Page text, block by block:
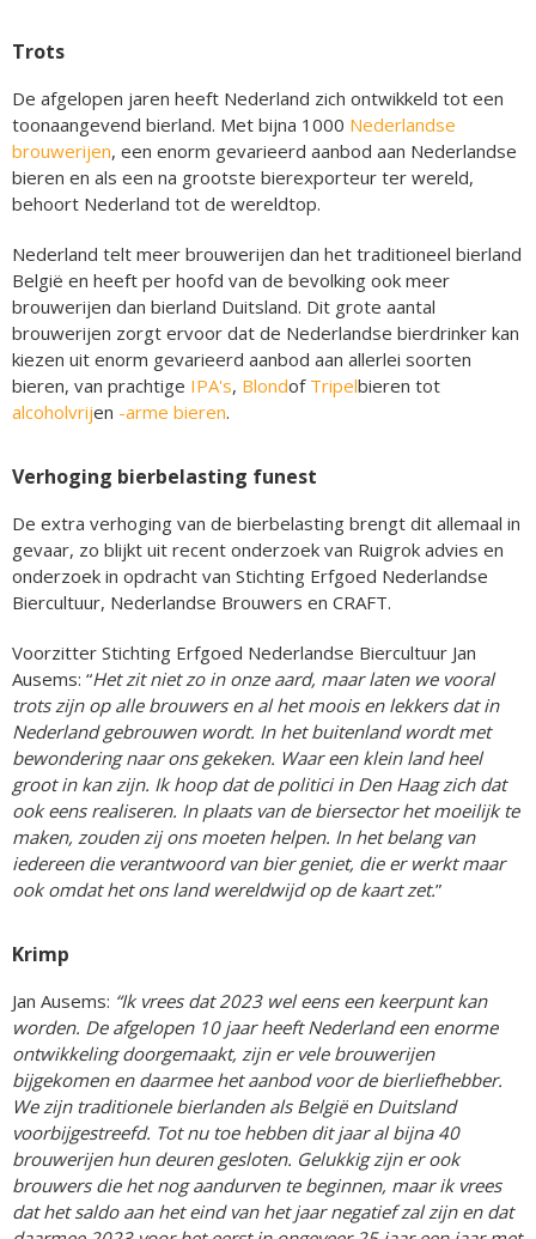
Trots
De afgelopen jaren heeft Nederland zich ontwikkeld tot een
toonaangevend bierland. Met bijna 1000 Nederlandse
brouwerijen, een enorm gevarieerd aanbod aan Nederlandse
bieren en als een na grootste bierexporteur ter wereld,
behoort Nederland tot de wereldtop.
Nederland telt meer brouwerijen dan het traditioneel bierland
België en heeft per hoofd van de bevolking ook meer
brouwerijen dan bierland Duitsland. Dit grote aantal
brouwerijen zorgt ervoor dat de Nederlandse bierdrinker kan
kiezen uit enorm gevarieerd aanbod aan allerlei soorten
bieren, van prachtige IPA's, Blondof Tripelbieren tot
alcoholvrijen -arme bieren.
Verhoging bierbelasting funest
De extra verhoging van de bierbelasting brengt dit allemaal in
gevaar, zo blijkt uit recent onderzoek van Ruigrok advies en
onderzoek in opdracht van Stichting Erfgoed Nederlandse
Biercultuur, Nederlandse Brouwers en CRAFT.
Voorzitter Stichting Erfgoed Nederlandse Biercultuur Jan
Ausems: “Het zit niet zo in onze aard, maar laten we vooral
trots zijn op alle brouwers en al het moois en lekkers dat in
Nederland gebrouwen wordt. In het buitenland wordt met
bewondering naar ons gekeken. Waar een klein land heel
groot in kan zijn. Ik hoop dat de politici in Den Haag zich dat
ook eens realiseren. In plaats van de biersector het moeilijk te
maken, zouden zij ons moeten helpen. In het belang van
iedereen die verantwoord van bier geniet, die er werkt maar
ook omdat het ons land wereldwijd op de kaart zet.”
Krimp
Jan Ausems: “Ik vrees dat 2023 wel eens een keerpunt kan
worden. De afgelopen 10 jaar heeft Nederland een enorme
ontwikkeling doorgemaakt, zijn er vele brouwerijen
bijgekomen en daarmee het aanbod voor de bierliefhebber.
We zijn traditionele bierlanden als België en Duitsland
voorbijgestreefd. Tot nu toe hebben dit jaar al bijna 40
brouwerijen hun deuren gesloten. Gelukkig zijn er ook
brouwers die het nog aandurven te beginnen, maar ik vrees
dat het saldo aan het eind van het jaar negatief zal zijn en dat